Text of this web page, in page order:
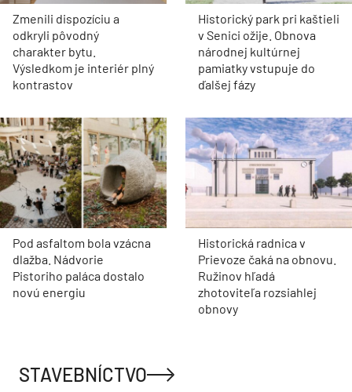
Zmenili dispozíciu a
odkryli pôvodný
charakter bytu.
Výsledkom je interiér plný
kontrastov
Historický park pri kaštieli
v Senici ožije. Obnova
národnej kultúrnej
pamiatky vstupuje do
ďalšej fázy
Pod asfaltom bola vzácna
dlažba. Nádvorie
Pistoriho paláca dostalo
novú energiu
Historická radnica v
Prievoze čaká na obnovu.
Ružinov hľadá
zhotoviteľa rozsiahlej
obnovy
STAVEBNÍCTVO